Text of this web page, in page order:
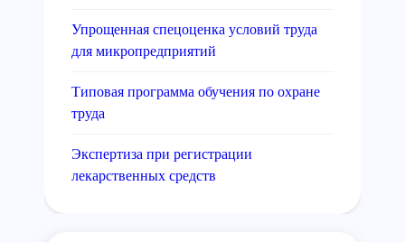
Упрощенная спецоценка условий труда
для микропредприятий
Типовая программа обучения по охране
труда
Экспертиза при регистрации
лекарственных средств